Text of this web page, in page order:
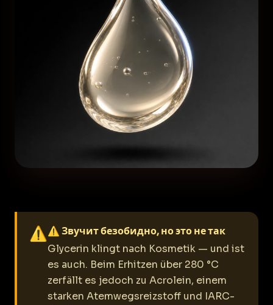
⚠⚠ Звучит безобидно, но это не так
Glycerin klingt nach Kosmetik — und ist
es auch. Beim Erhitzen über 280 °C
zerfällt es jedoch zu Acrolein, einem
starken Atemwegsreizstoff und IARC-